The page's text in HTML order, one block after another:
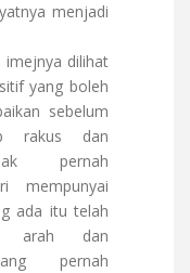
menjadi
imejnya dilihat
yang boleh
sebelum
rakus dan
pernah
mempunyai
ada itu telah
arah dan
pernah